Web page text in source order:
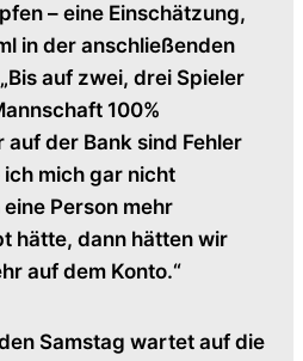
– eine Einschätzung,
in der anschließenden
auf zwei, drei Spieler
100%
der Bank sind Fehler
mich gar nicht
Person mehr
hätte, dann hätten wir
auf dem Konto.“
Samstag wartet auf die